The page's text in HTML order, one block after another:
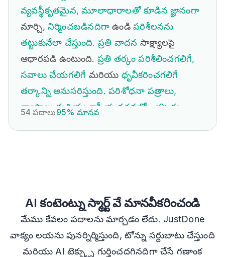
వ్యవస్థీకృతమైన, మూలాధారాలతో కూడిన జ్ఞానంగా
మార్చి, నిర్మించబడినదిగా ఉండి పరిశీలనను
తట్టుకునేలా చేస్తుంది. ప్రతి వాదన సాక్ష్యాలపై
ఆధారపడి ఉంటుంది. ప్రతి తర్కం పరిశీలించగలిగే,
సవాలు చేయగలిగే మరియు ధృవీకరించగలిగే
తర్కాన్ని అనుసరిస్తుంది. పరిశోధనా పత్రాలు,
వ్యాసాలు మరియు శాస్త్రీయ రచనల్లో, <0>ఈ
54 పదాలు95% మానవ
AI కంటెంట్ను స్మార్ట్ వే మానవీకరించండి
మేము కేవలం పదాలను మార్చడం లేదు. JustDone
వాక్యం లయను పునర్నిర్మిస్తుంది, టోన్ను సర్దుబాటు చేస్తుంది
మరియు AI టెక్స్ట్ను గుర్తించదగినదిగా చేసే గణాంక